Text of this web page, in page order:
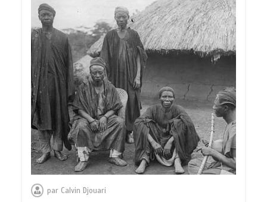
par Calvin Djouari